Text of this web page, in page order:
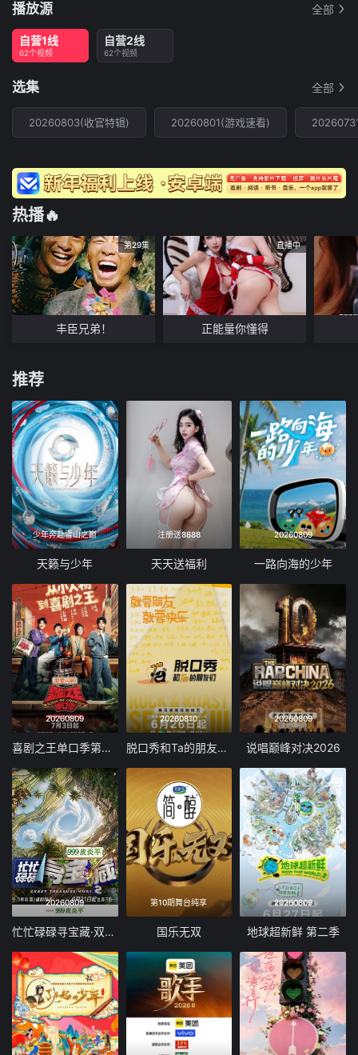
播放源 全部
自营1线
62个视频
自营2线
62个视频
选集 全部
20260803(收官特辑) 20260801(游戏速看)
热播🔥
第29集
丰臣兄弟！
直播中
正能量你懂得
推荐
少年奔赴雪山之巅
天籁与少年
注册送8888
天天送福利
20260809
一路向海的少年
20260809
喜剧之王单口季第三季
20260810
脱口秀和Ta的朋友们 第三季
20260809
说唱巅峰对决2026
20260809
忙忙碌碌寻宝藏·双人成行季
第10期舞台纯享
国乐无双
20260809
地球超新鲜 第二季